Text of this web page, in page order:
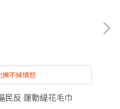
擦不掉憤怒
民反 運動緹花毛巾